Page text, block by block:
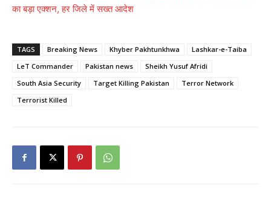
का बड़ा एक्शन, हर जिले में सख्त आदेश
TAGS Breaking News Khyber Pakhtunkhwa
Lashkar-e-Taiba
LeT Commander
Pakistan news
Sheikh Yusuf Afridi
South Asia Security
Target Killing Pakistan
Terror Network
Terrorist Killed